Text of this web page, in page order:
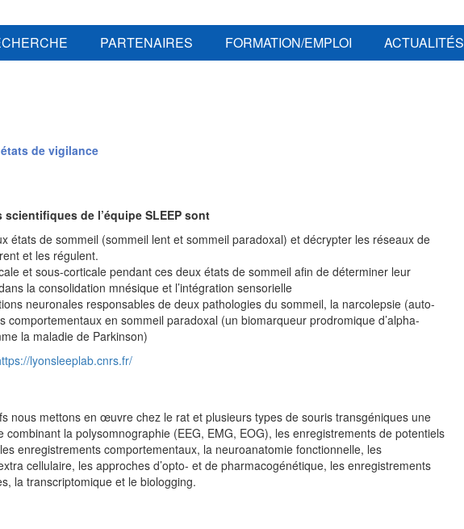
PARTENAIRES FORMATION/EMPLOI ACTUALITÉS
de vigilance
de l’équipe SLEEP sont
états de sommeil (sommeil lent et sommeil paradoxal) et décrypter les réseaux de
et les régulent.
et sous-corticale pendant ces deux états de sommeil afin de déterminer leur
la consolidation mnésique et l’intégration sensorielle
neuronales responsables de deux pathologies du sommeil, la narcolepsie (auto-
comportementaux en sommeil paradoxal (un biomarqueur prodromique d’alpha-
la maladie de Parkinson)
lyonsleeplab.cnrs.fr/
nous mettons en œuvre chez le rat et plusieurs types de souris transgéniques une
combinant la polysomnographie (EEG, EMG, EOG), les enregistrements de potentiels
enregistrements comportementaux, la neuroanatomie fonctionnelle, les
cellulaire, les approches d’opto- et de pharmacogénétique, les enregistrements
la transcriptomique et le biologging.